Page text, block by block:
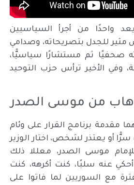
واحدًا من أجرأ السياسيين
مثير للجدل بتصريحاته، وصدامي
صحفيًا ثم مستشارًا سياسيًّا،
وفي الأخير ترأس حزب التوحيد
من موسى الصدر
مقدمة برنامج القرار على وئام
أو يعتذر لشخص، اختار الوزير
موسى الصدر، معللا ذلك
عنه سلبًا، كنت أكرهه، كنت
مع السوريين لما فاتوا على